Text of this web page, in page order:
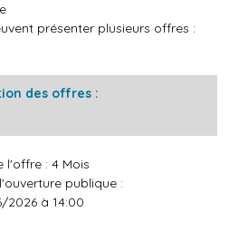
présenter plusieurs offres :
des offres :
l'offre : 4 Mois
publique :
2026 à 14:00